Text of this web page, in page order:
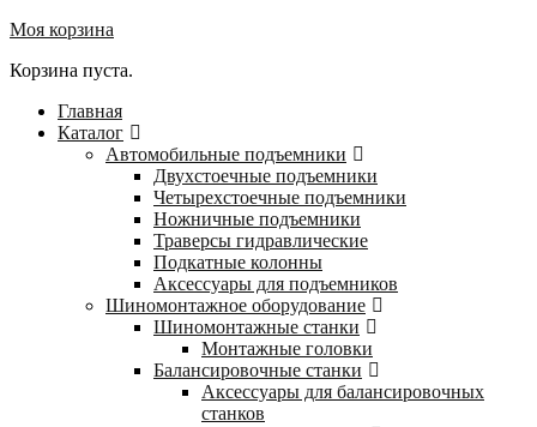
Моя корзина
Корзина пуста.
Главная
Каталог
Автомобильные подъемники
Двухстоечные подъемники
Четырехстоечные подъемники
Ножничные подъемники
Траверсы гидравлические
Подкатные колонны
Аксессуары для подъемников
Шиномонтажное оборудование
Шиномонтажные станки
Монтажные головки
Балансировочные станки
Аксессуары для балансировочных
станков